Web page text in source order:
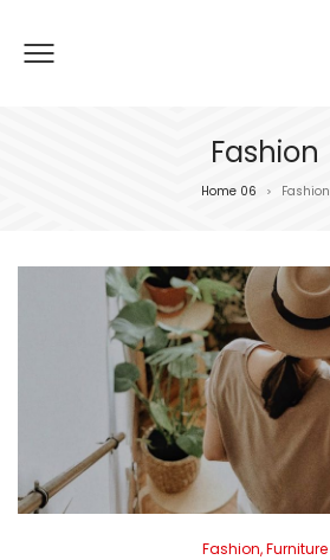
Fashion
Home 06 > Fashion
Posted
Fashion Furniture